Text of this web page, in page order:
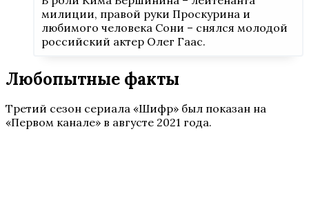
милиции, правой руки Проскурина и
любимого человека Сони – снялся молодой
российский актер Олег Гаас.
Любопытные факты
Третий сезон сериала «Шифр» был показан на
«Первом канале» в августе 2021 года.